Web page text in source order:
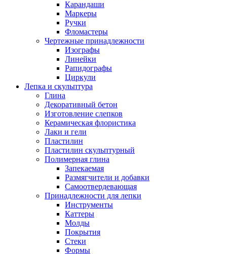
Карандаши
Маркеры
Ручки
Фломастеры
Чертежные принадлежности
Изографы
Линейки
Рапидографы
Циркули
Лепка и скульптура
Глина
Декоративный бетон
Изготовление слепков
Керамическая флористика
Лаки и гели
Пластилин
Пластилин скульптурный
Полимерная глина
Запекаемая
Размягчители и добавки
Самоотвердевающая
Принадлежности для лепки
Инструменты
Каттеры
Молды
Покрытия
Стеки
Формы